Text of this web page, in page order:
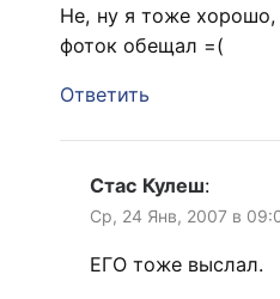
Не, ну я тоже
фоток обещал =(
Ответить
Стас Кулеш:
Ср, 24 Янв, 2007 в
ЕГО тоже выслал.